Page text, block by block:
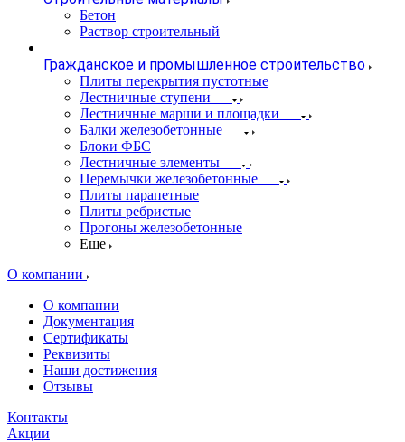
Бетон
Раствор строительный
Гражданское и промышленное строительство
Плиты перекрытия пустотные
Лестничные ступени
Лестничные марши и площадки
Балки железобетонные
Блоки ФБС
Лестничные элементы
Перемычки железобетонные
Плиты парапетные
Плиты ребристые
Прогоны железобетонные
Еще
О компании
О компании
Документация
Сертификаты
Реквизиты
Наши достижения
Отзывы
Контакты
Акции